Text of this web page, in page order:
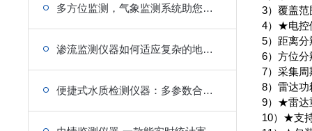
多方位监测，气象监测系统助您实时了解环境变化
渗流监测仪器如何适应复杂的地质环境
便捷式水质检测仪器：多参数合一，坚固耐用
3）覆盖范
4）★电控
5）距离分
6）方位分
7）采集周
8）雷达功
9）★雷达
10）★支